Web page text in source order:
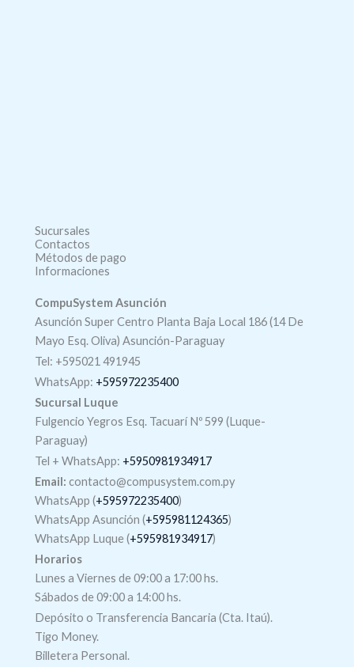
Sucursales
Contactos
Métodos de pago
Informaciones
CompuSystem Asunción
Asunción Super Centro Planta Baja Local 186 (14 De
Mayo Esq. Oliva) Asunción-Paraguay
Tel: +595021 491945
WhatsApp: +595972235400
Sucursal Luque
Fulgencio Yegros Esq. Tacuarí Nº 599 (Luque-
Paraguay)
Tel + WhatsApp: +5950981934917
Email: contacto@compusystem.com.py
WhatsApp (+595972235400)
WhatsApp Asunción (+595981124365)
WhatsApp Luque (+595981934917)
Horarios
Lunes a Viernes de 09:00 a 17:00 hs.
Sábados de 09:00 a 14:00 hs.
Depósito o Transferencia Bancaria (Cta. Itaú).
Tigo Money.
Billetera Personal.